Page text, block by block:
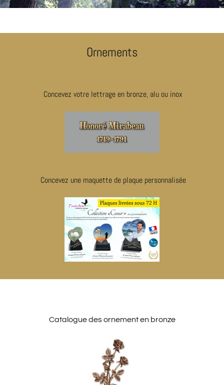
Ornements
Concevez votre lettrage en bronze, alu ou inox
Concevez une maquette de plaque personnalisée
Catalogue des ornement en bronze